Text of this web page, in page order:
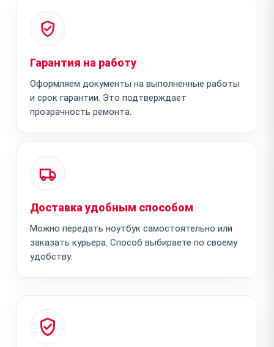
Гарантия на работу
Оформляем документы на выполненные работы
и срок гарантии. Это подтверждает
прозрачность ремонта.
Доставка удобным способом
Можно передать ноутбук самостоятельно или
заказать курьера. Способ выбираете по своему
удобству.